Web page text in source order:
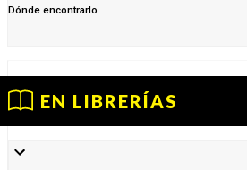
Dónde encontrarlo
EN LIBRERÍAS